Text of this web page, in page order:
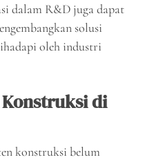
dalam R&D juga dapat
solusi
oleh industri
Konstruksi di
konstruksi belum